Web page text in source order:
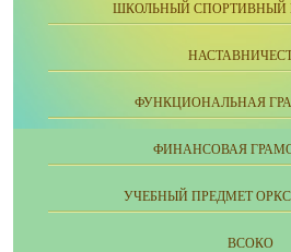
ШКОЛЬНЫЙ СПОРТИВНЫЙ
ФУНКЦИОНАЛЬНАЯ
ФИНАНСОВАЯ
УЧЕБНЫЙ ПРЕДМЕТ
ВСОКО